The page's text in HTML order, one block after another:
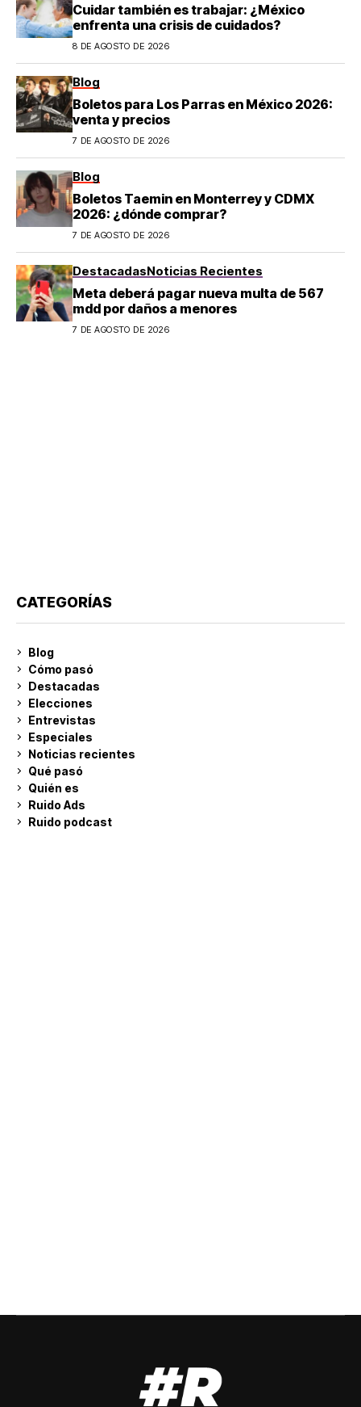
Cuidar también es trabajar: ¿México
enfrenta una crisis de cuidados?
8 DE AGOSTO DE 2026
Blog
Boletos para Los Parras en México 2026:
venta y precios
7 DE AGOSTO DE 2026
Blog
Boletos Taemin en Monterrey y CDMX
2026: ¿dónde comprar?
7 DE AGOSTO DE 2026
DestacadasNoticias Recientes
Meta deberá pagar nueva multa de 567
mdd por daños a menores
7 DE AGOSTO DE 2026
CATEGORÍAS
Blog
Cómo pasó
Destacadas
Elecciones
Entrevistas
Especiales
Noticias recientes
Qué pasó
Quién es
Ruido Ads
Ruido podcast